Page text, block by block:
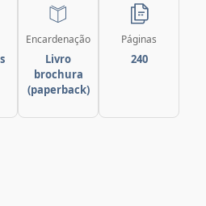
Encardenação
Livro
brochura
(paperback)
Páginas
240